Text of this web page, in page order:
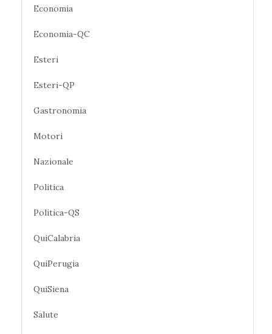
Economia
Economia-QC
Esteri
Esteri-QP
Gastronomia
Motori
Nazionale
Politica
Politica-QS
QuiCalabria
QuiPerugia
QuiSiena
Salute